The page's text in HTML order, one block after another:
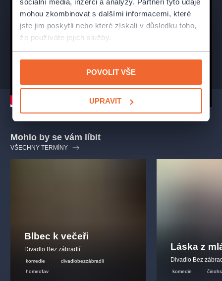
sociální média, inzerci a analýzy. Partneři tyto údaje
mohou zkombinovat s dalšími informacemi, které
jste jim poskytli nebo které získali v důsledku toho,
že používáte jejich služby.
POVOLIT VŠE
UPRAVIT
Karen Nashová, Muriel Tateová, Norma Hubleyová: Dana
Morávková
Sam Nash, Jesse Kiplinger, Roy Hubley:
Kouklová
Hotelový poslíček, Číšník, Borden Eisler a zpěvák:
Busker - saxofonista:Michal Zpěvák
Mohlo by se vám líbit
VŠECHNY TERMÍNY
Blbec k večeři
Divadlo Bez zábradlí
komedie
divadlobezzábradlí
homeofav
Láska z
Divadlo Bez
komedie